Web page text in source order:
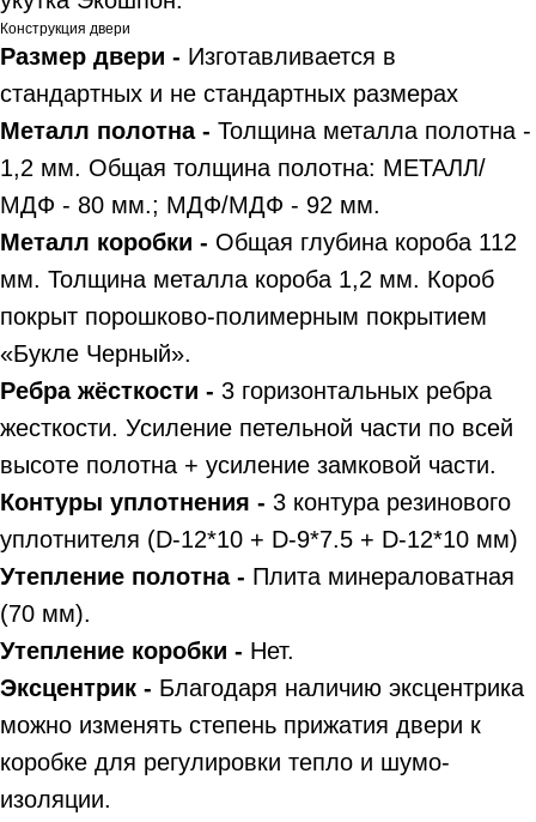
Конструкция двери
Размер двери - Изготавливается в
стандартных и не стандартных размерах
Металл полотна - Толщина металла полотна -
1,2 мм. Общая толщина полотна: МЕТАЛЛ/
МДФ - 80 мм.; МДФ/МДФ - 92 мм.
Металл коробки - Общая глубина короба 112
мм. Толщина металла короба 1,2 мм. Короб
покрыт порошково-полимерным покрытием
«Букле Черный».
Ребра жёсткости - 3 горизонтальных ребра
жесткости. Усиление петельной части по всей
высоте полотна + усиление замковой части.
Контуры уплотнения - 3 контура резинового
уплотнителя (D-12*10 + D-9*7.5 + D-12*10 мм)
Утепление полотна - Плита минераловатная
(70 мм).
Утепление коробки - Нет.
Эксцентрик - Благодаря наличию эксцентрика
можно изменять степень прижатия двери к
коробке для регулировки тепло и шумо-
изоляции.